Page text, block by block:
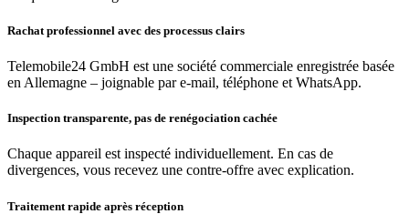
Rachat professionnel avec des processus clairs
Telemobile24 GmbH est une société commerciale enregistrée basée
en Allemagne – joignable par e-mail, téléphone et WhatsApp.
Inspection transparente, pas de renégociation cachée
Chaque appareil est inspecté individuellement. En cas de
divergences, vous recevez une contre-offre avec explication.
Traitement rapide après réception